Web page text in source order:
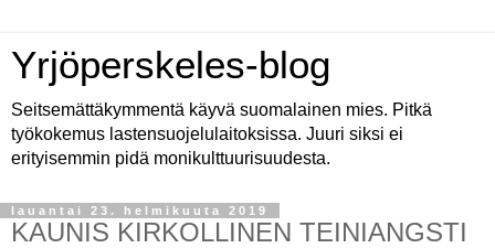
Yrjöperskeles-blog
Seitsemättäkymmentä käyvä suomalainen mies. Pitkä
työkokemus lastensuojelulaitoksissa. Juuri siksi ei
erityisemmin pidä monikulttuurisuudesta.
lauantai 23. helmikuuta 2019
KAUNIS KIRKOLLINEN TEINIANGSTI